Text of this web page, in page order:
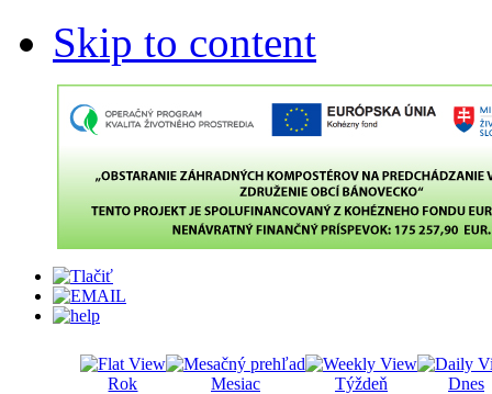
Skip to content
Rok Mesiac Týždeň Dnes